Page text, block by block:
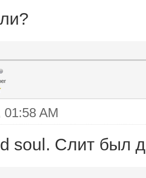
01:58 AM
soul. Слит был